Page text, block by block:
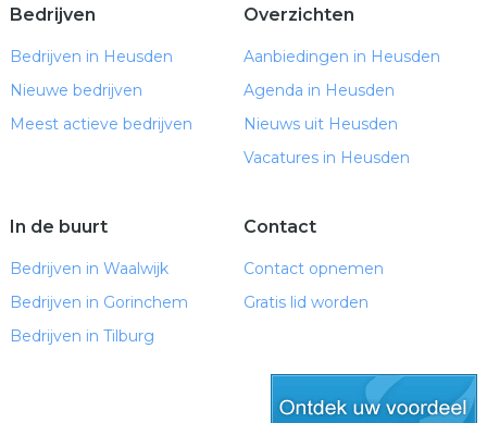
Bedrijven
Bedrijven in Heusden
Nieuwe bedrijven
Meest actieve bedrijven
Overzichten
Aanbiedingen in Heusden
Agenda in Heusden
Nieuws uit Heusden
Vacatures in Heusden
In de buurt
Bedrijven in Waalwijk
Bedrijven in Gorinchem
Bedrijven in Tilburg
Contact
Contact opnemen
Gratis lid worden